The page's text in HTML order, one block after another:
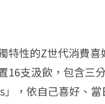
特性的Z世代消費
16支汲飲，包含三
」，依自己喜好、